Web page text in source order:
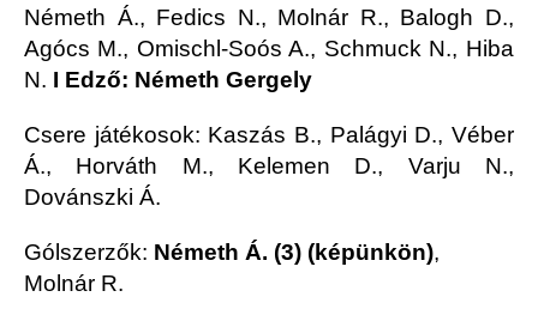
Németh Á., Fedics N., Molnár R., Balogh D.,
Agócs M., Omischl-Soós A., Schmuck N., Hiba
N. I Edző: Németh Gergely
Csere játékosok: Kaszás B., Palágyi D., Véber
Á., Horváth M., Kelemen D., Varju N.,
Dovánszki Á.
Gólszerzők: Németh Á. (3) (képünkön),
Molnár R.